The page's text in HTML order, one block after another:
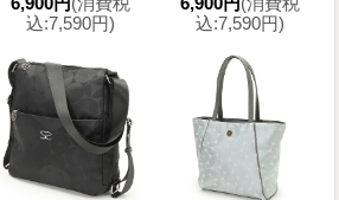
6,900円(消費税
込:7,590円)
6,900円(消費税
込:7,590円)